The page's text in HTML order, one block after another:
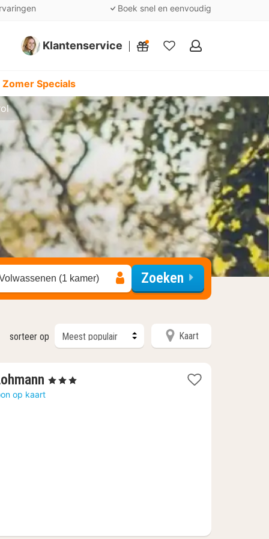
Boek snel en eenvoudig
Klantenservice
Mijn
Specials
(1 kamer) Zoeken
sorteer op Kaart
1
, 3 Sterren
op kaart